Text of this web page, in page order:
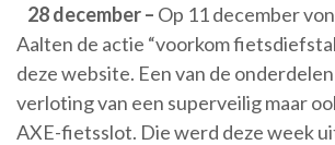
28 december – Op 11 december
Aalten de actie “voorkom
deze website. Een van de
verloting van een superveilig maar
AXE-fietsslot. Die werd deze week